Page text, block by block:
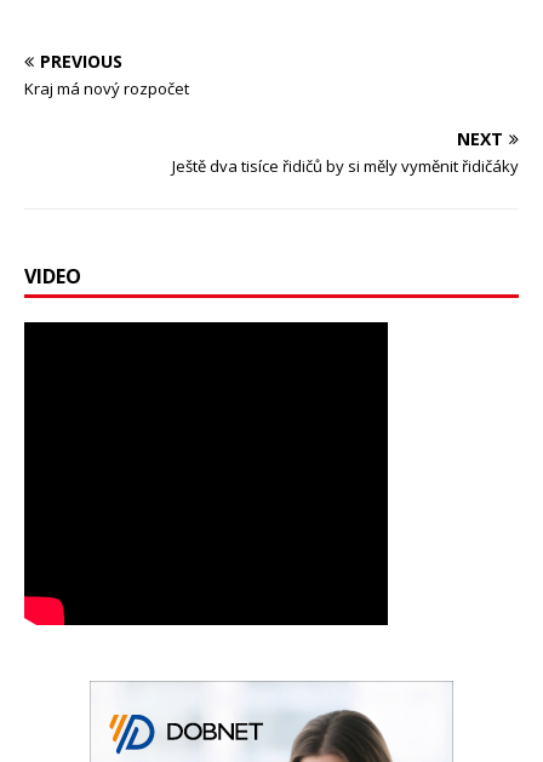
PREVIOUS
Kraj má nový rozpočet
NEXT
Ještě dva tisíce řidičů by si měly vyměnit řidičáky
VIDEO